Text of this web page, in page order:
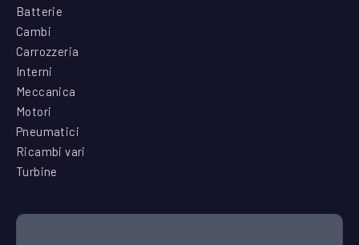
Batterie
Cambi
Carrozzeria
Interni
Meccanica
Motori
Pneumatici
Ricambi vari
Turbine